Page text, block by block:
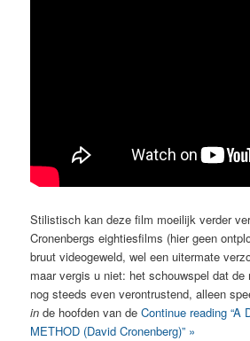
Stilistisch kan deze film moeilijk verder
Cronenbergs eightiesfilms (hier geen
bruut videogeweld, wel een uitermate
maar vergis u niet: het schouwspel dat
nog steeds even verontrustend, alleen
in de hoofden van deContinue reading “A
METHOD (David Cronenberg)” »